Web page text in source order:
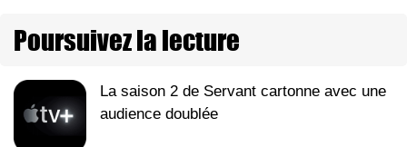
Poursuivez la lecture
La saison 2 de Servant cartonne avec une
audience doublée